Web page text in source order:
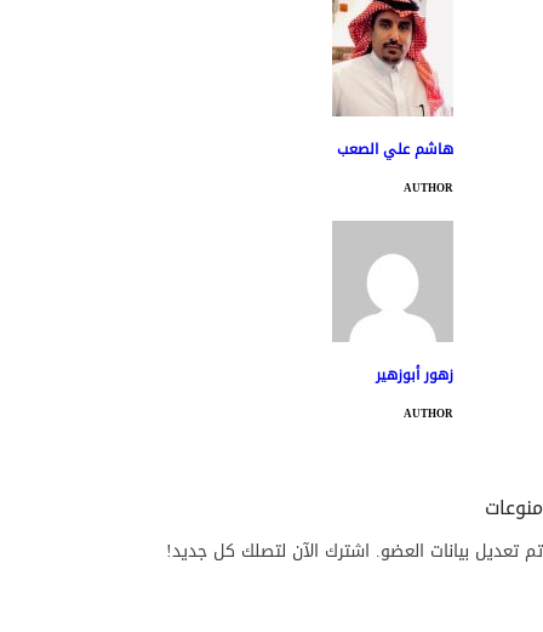
هاشم علي الصعب
AUTHOR
زهور أبوزهير
AUTHOR
منوعات
تم تعديل بيانات العضو. اشترك الآن لتصلك كل جديد!